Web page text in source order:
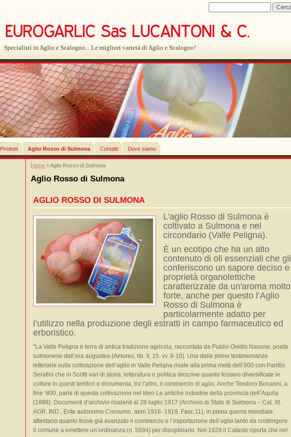
Specialisti in Aglio e Scalogno... Le migliori varietà di Aglio e Scalogno!
Prodotti Aglio Rosso di Sulmona Contatti Dove siamo
Home » Aglio Rosso di Sulmona
Aglio Rosso di Sulmona
AGLIO ROSSO DI SULMONA
L’aglio Rosso di Sulmona è
coltivato a Sulmona e nel
circondario (Valle Peligna).
È un ecotipo che ha un alto
contenuto di oli essenziali che gli
conferiscono un sapore deciso e
proprietà organolettiche
caratterizzate da un'aroma molto
forte, anche per questo l’Aglio
Rosso di Sulmona è
particolarmente adatto per
l’utilizzo nella produzione degli estratti in campo farmaceutico ed
erboristico.
"La Valle Peligna è terra di antica tradizione agricola, raccontata da Publio Ovidio Nasone, poeta
sulmonese dell’era augustea (Amores, lib. II, 15. vv. 8-10). Una delle prime testimonianze
letterarie sulla coltivazione dell’aglio in Valle Peligna risale alla prima metà dell’800 con Panfilo
Serafini che in Scritti vari di storia, letteratura e politica descrive quanto fossero diversificate le
colture in questi territori e documenta, tra l’altro, il commercio di aglio. Anche Teodoro Bonanni, a
fine ‘800, parla di questa coltivazione nel libro Le antiche industrie della provincia dell’Aquila
(1888). Documenti d’archivio risalenti al 28 luglio 1917 (Archivio di Stato di Sulmona – Cat. XI.
AGR. IND., Ente autonomo Consumo, anni 1916- 1919, Fasc.11), in piena guerra mondiale,
attestano quanto fosse già avanzato il commercio e l’esportazione dell’aglio tanto da costringere
il comune a emettere un’ordinanza (n. 5694) per disciplinarlo. Nel 1929 il Catasto riporta che nel